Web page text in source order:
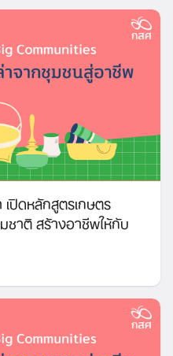
ปิดหลักสูตรเกษตร
ชาติ สร้างอาชีพให้กับ